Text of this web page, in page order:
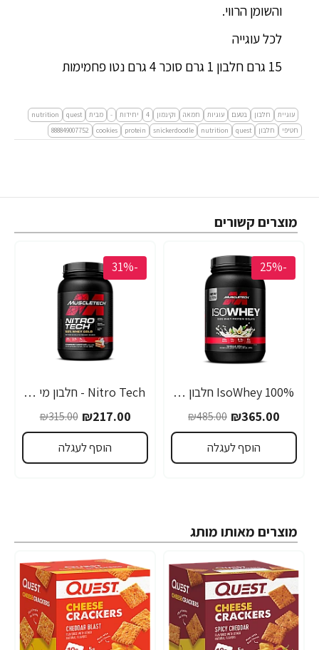
והשומן הרווי.
לכל עוגייה
15 גרם חלבון 1 גרם סוכר 4 גרם נטו פחמימות
עוגיית חלבון בטעם עוגיות חמאה וקינמון 4 יחידות - מבית quest
nutrition
חטיפי
חלבון quest
nutrition
snickerdoodle
protein
cookies
888849007752
מוצרים קשורים
-25%
IsoWhey 100% חלבון איזו מי גבינה מבודד - בטעם וניל - 907 גרם - מבית MuscleTech
₪365.00
₪485.00
הוסף לעגלה
-31%
Nitro Tech - חלבון מי גבינה 100%‎ Whey Gold - עוגת תות שדה - 921 גרם - מבית MuscleTech
₪217.00
₪315.00
הוסף לעגלה
מוצרים מאותו מותג